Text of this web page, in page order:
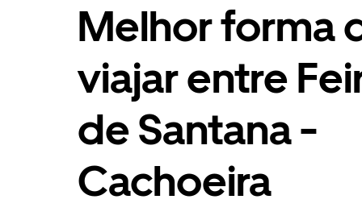
Melhor forma
viajar entre
de Santana -
Cachoeira